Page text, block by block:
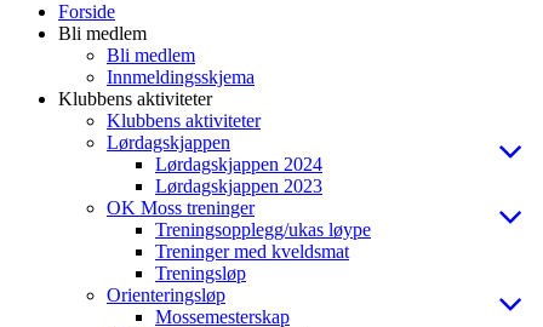
Forside
Bli medlem
Bli medlem
Innmeldingsskjema
Klubbens aktiviteter
Klubbens aktiviteter
Lørdagskjappen
Lørdagskjappen 2024
Lørdagskjappen 2023
OK Moss treninger
Treningsopplegg/ukas løype
Treninger med kveldsmat
Treningsløp
Orienteringsløp
Mossemesterskap